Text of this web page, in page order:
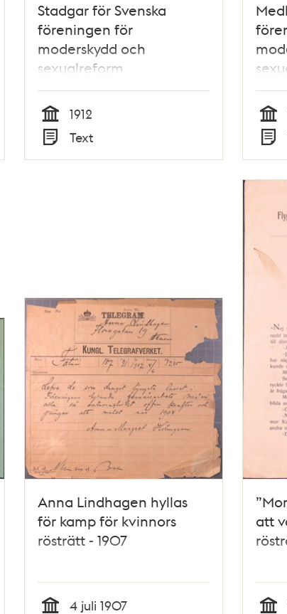
Stadgar för Svenska
föreningen för
moderskydd och
sexualreform
Tid
1912
Typ
Text Tid
Typ
Anna Lindhagen hyllas
för kamp för kvinnors
rösträtt - 1907
4 juli 1907
att